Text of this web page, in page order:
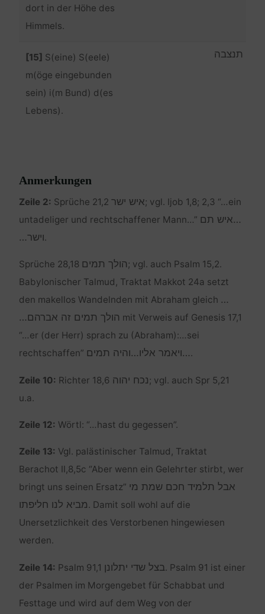
dort in der Höhe des
Himmels.
[15] S(eine) S(eele)
m(öge eingebunden
sein) i(m Bund) d(es
Lebens).
תנצבה
Anmerkungen
Zeile 2: Sprüche 21,2 איש ישר; vgl. Ijob 1,8; 2,3 “…ein
untadeliger und rechtschaffener Mann…” …איש תם
וישר….
Sprüche 28,18 הולך תמים ; vgl. auch Psalm 15,2.
Babylonischer Talmud, Traktat Makkot 24a setzt
den makellos Wandelnden mit Abraham gleich …
הולך תמים זה אברהם… mit Verweis auf Genesis 17,1
“…er (der Herr) sprach zu (Abraham):…sei
rechtschaffen” …ויאמר אליו…והיה תמים.
Zeile 10: Richter 18,6 נכח יהוה ; vgl. auch Spr 5,21
u.a.
Zeile 12: Wörtl: “…hast du gegessen”.
Zeile 13: Vgl. palästinischer Talmud, Traktat
Berachot II,8,5c “Aber wenn ein Gelehrter stirbt, wer
bringt uns seinen Ersatz” אבל תלמיד חכם שמת מי
מביא לנו חליפתו. Damit soll wohl auf die
Unersetzlichkeit des Verstorbenen hingewiesen
werden.
Zeile 14: Psalm 91,1 בצל שדי יתלונן. Psalm 91 ist einer
der Psalmen im Morgengebet für Schabbat und
Festtage und wird auf dem Weg von der